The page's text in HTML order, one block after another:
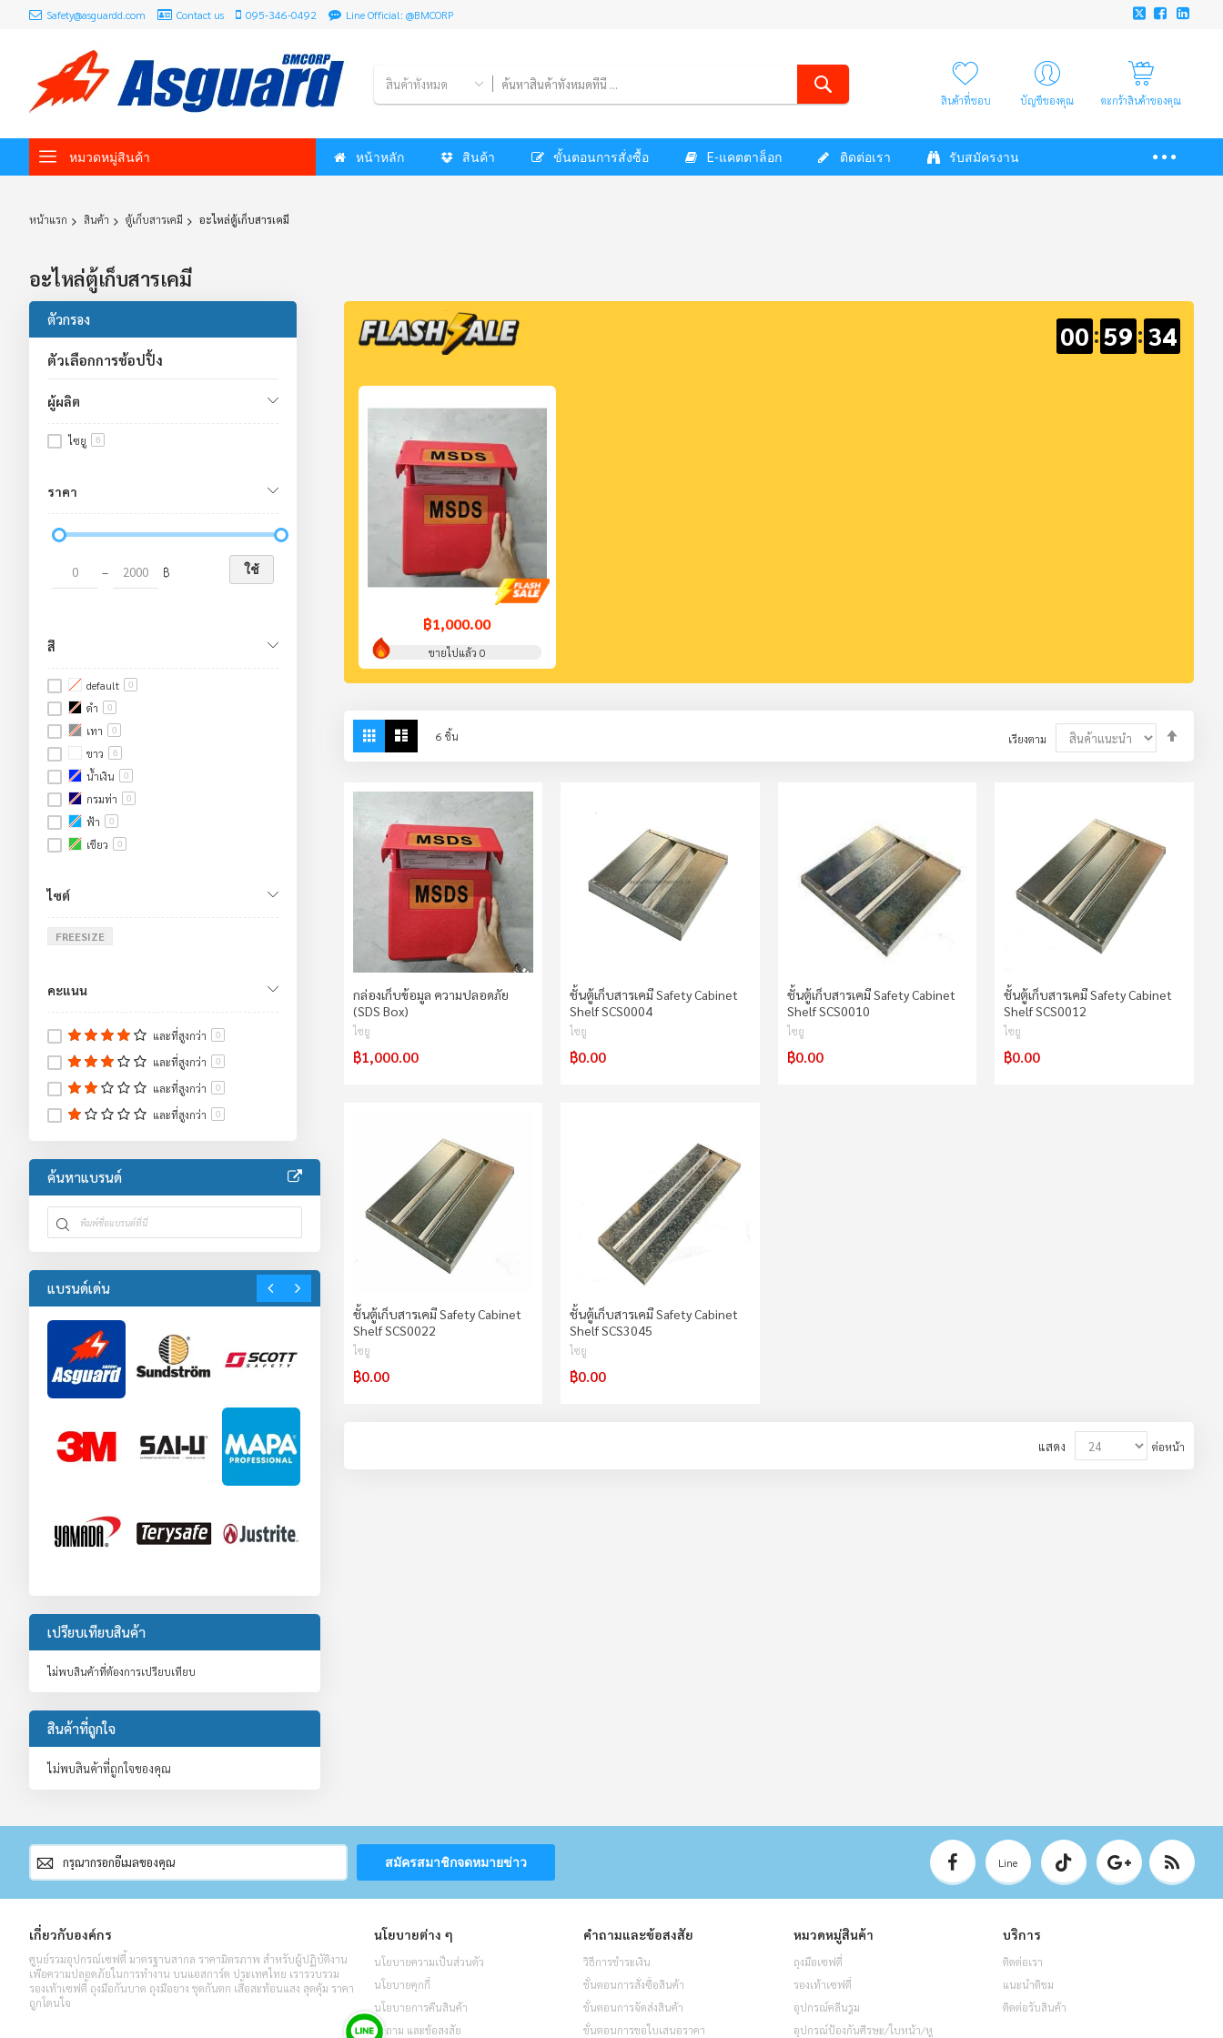
Safety@asguardd.com Contact us 095-346-0492 Line Official: @BMCORP
สินค้าทั้งหมด
สินค้าที่ชอบ บัญชีของคุณ ตะกร้าสินค้าของคุณ
หมวดหมู่สินค้า หน้าหลัก สินค้า ขั้นตอนการสั่งซื้อ E-แคตตาล็อก ติดต่อเรา รับสมัครงาน
หน้าแรก สินค้า ตู้เก็บสารเคมี อะไหล่ตู้เก็บสารเคมี
อะไหล่ตู้เก็บสารเคมี
00 :59 : 33
฿1,000.00
ขายไปแล้ว 0
View
as
Grid 6 ชิ้น เรียงตาม
กล่องเก็บข้อมูล ความปลอดภัย
(SDS Box)
ไซยู
฿1,000.00
ชั้นตู้เก็บสารเคมี Safety Cabinet
Shelf SCS0004
ไซยู
฿0.00
ชั้นตู้เก็บสารเคมี Safety Cabinet
Shelf SCS0010
ไซยู
฿0.00
ชั้นตู้เก็บสารเคมี Safety Cabinet
Shelf SCS0012
ไซยู
฿0.00
ชั้นตู้เก็บสารเคมี Safety Cabinet
Shelf SCS0022
ไซยู
฿0.00
ชั้นตู้เก็บสารเคมี Safety Cabinet
Shelf SCS3045
ไซยู
฿0.00
แสดง ต่อหน้า
ตัวกรอง
ตัวเลือกการช้อปปิ้ง
ผู้ผลิต
ไซยู 6
ราคา
– ฿ ใช้
สี
default 0
ดำ 0
เทา 0
ขาว 6
น้ำเงิน 0
กรมท่า 0
ฟ้า 0
เขียว 0
ชมพู
ขาว/ดำ
ไซต์
FREESIZE
คะแนน
และที่สูงกว่า 0
และที่สูงกว่า 0
และที่สูงกว่า 0
และที่สูงกว่า 0
ค้นหาแบรนด์
แบรนด์เด่น
เปรียบเทียบสินค้า
ไม่พบสินค้าที่ต้องการเปรียบเทียบ
สินค้าที่ถูกใจ
ไม่พบสินค้าที่ถูกใจของคุณ
สมัคร
สมาชิก
จดหมาย
ข่าว
สมัครสมาชิกจดหมายข่าว Line
เกี่ยวกับองค์กร
ศูนย์รวมอุปกรณ์เซฟตี้ มาตรฐานสากล ราคามิตรภาพ สำหรับผู้ปฏิบัติงาน
เพื่อความปลอดภัยในการทำงาน บนแอสการ์ด ประเทศไทย เรารวบรวม
รองเท้าเซฟตี้ ถุงมือกันบาด ถุงมือยาง ชุดกันตก เสื้อสะท้อนแสง สุดคุ้ม ราคา
ถูกโดนใจ
นโยบายต่าง ๆ
นโยบายความเป็นส่วนตัว
นโยบายคุกกี้
นโยบายการคืนสินค้า
คำถาม และข้อสงสัย
คำถามและข้อสงสัย
วิธีการชำระเงิน
ขั้นตอนการสั่งซื้อสินค้า
ขั้นตอนการจัดส่งสินค้า
ขั้นตอนการขอใบเสนอราคา
หมวดหมู่สินค้า
ถุงมือเซฟตี้
รองเท้าเซฟตี้
อุปกรณ์คลีนรูม
อุปกรณ์ป้องกันศีรษะ/ใบหน้า/หู
บริการ
ติดต่อเรา
แนะนำติชม
ติดต่อรับสินค้า